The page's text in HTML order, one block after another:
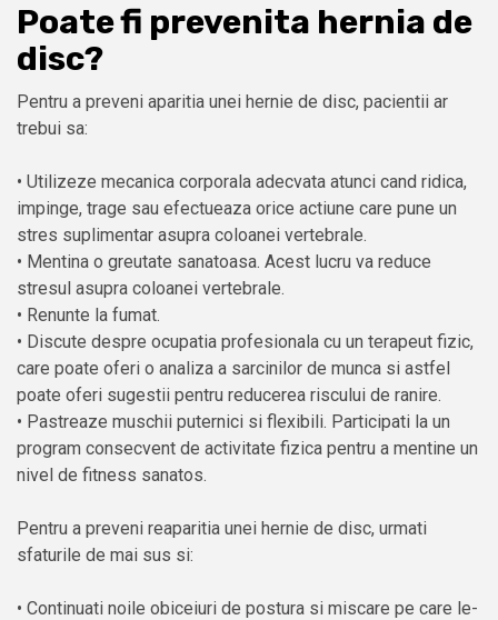
Poate fi prevenita hernia de
disc?
Pentru a preveni aparitia unei hernie de disc, pacientii ar
trebui sa:
• Utilizeze mecanica corporala adecvata atunci cand ridica,
impinge, trage sau efectueaza orice actiune care pune un
stres suplimentar asupra coloanei vertebrale.
• Mentina o greutate sanatoasa. Acest lucru va reduce
stresul asupra coloanei vertebrale.
• Renunte la fumat.
• Discute despre ocupatia profesionala cu un terapeut fizic,
care poate oferi o analiza a sarcinilor de munca si astfel
poate oferi sugestii pentru reducerea riscului de ranire.
• Pastreaze muschii puternici si flexibili. Participati la un
program consecvent de activitate fizica pentru a mentine un
nivel de fitness sanatos.
Pentru a preveni reaparitia unei hernie de disc, urmati
sfaturile de mai sus si:
• Continuati noile obiceiuri de postura si miscare pe care le-